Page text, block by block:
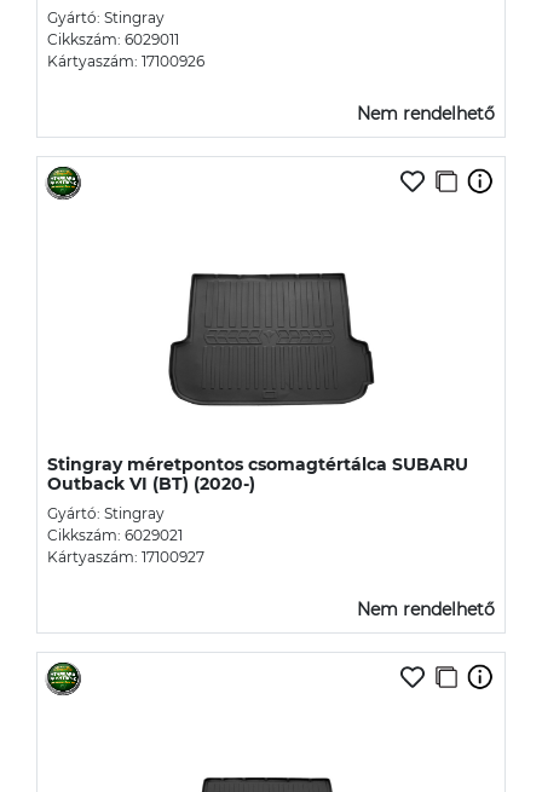
Gyártó: Stingray
Cikkszám: 6029011
Kártyaszám: 17100926
Nem rendelhető
Stingray méretpontos csomagtértálca SUBARU
Outback VI (BT) (2020-)
Gyártó: Stingray
Cikkszám: 6029021
Kártyaszám: 17100927
Nem rendelhető